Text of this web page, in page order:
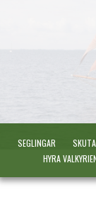
SEGLINGAR
HYRA